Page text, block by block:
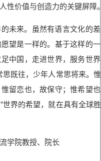
性价值与创造力的关键屏障
未来。虽然有语言文化的
望是一样的。基于这样的
中国，走进世界，服务世
既往，少年人常思将来。
留恋也，故保守；惟希望
界的希望，就在具有全球
学院教授、院长